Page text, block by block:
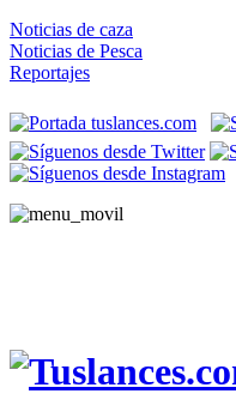
Noticias de caza
Noticias de Pesca
Reportajes